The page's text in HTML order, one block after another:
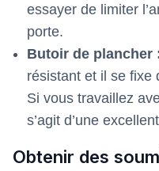
essayer de limiter
porte.
Butoir de plancher
résistant et il se fixe
Si vous travaillez
s’agit d’une
Obtenir des